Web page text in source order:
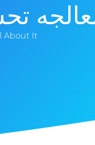
About It